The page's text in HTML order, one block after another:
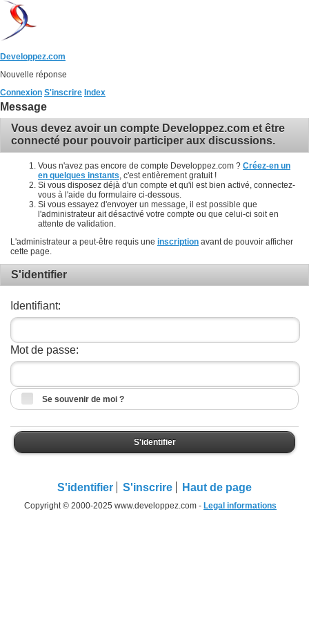
Developpez.com
Nouvelle réponse
Connexion S'inscrire Index
Message
Vous devez avoir un compte Developpez.com et être
connecté pour pouvoir participer aux discussions.
Vous n'avez pas encore de compte Developpez.com ? Créez-en un
en quelques instants , c'est entièrement gratuit !
Si vous disposez déjà d'un compte et qu'il est bien activé, connectez-
vous à l'aide du formulaire ci-dessous.
Si vous essayez d'envoyer un message, il est possible que
l'administrateur ait désactivé votre compte ou que celui-ci soit en
attente de validation.
L'administrateur a peut-être requis une inscription avant de pouvoir afficher
cette page.
S'identifier
Identifiant:
Mot de passe:
Se souvenir de moi ?
S'identifier
S'identifier S'inscrire Haut de page
Copyright © 2000-2025 www.developpez.com - Legal informations